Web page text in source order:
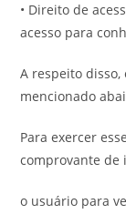
• Direito de
acesso para
A respeito
mencionado
Para exercer
comprovante
o usuário para